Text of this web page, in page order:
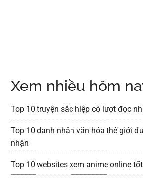
Xem nhiều hôm
Top 10 truyện sắc hiệp có lượt đọc
Top 10 danh nhân văn hóa thế giới
nhận
Top 10 websites xem anime online